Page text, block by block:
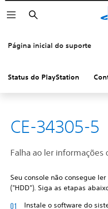
Pesquisar
Página inicial do suporte
Status do PlayStation
CE-34305-5
Falha ao ler informações
Seu console não consegue
("HDD"). Siga as etapas
Instale o software do